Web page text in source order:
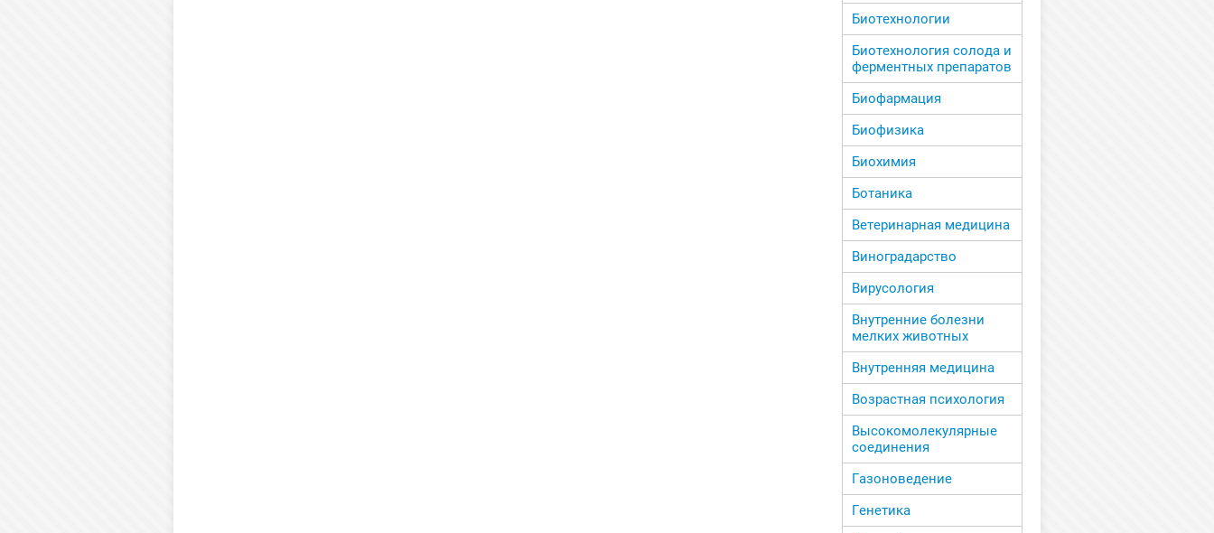
Биотехнологии
Биотехнология солода и
ферментных препаратов
Биофармация
Биофизика
Биохимия
Ботаника
Ветеринарная медицина
Виноградарство
Вирусология
Внутренние болезни
мелких животных
Внутренняя медицина
Возрастная психология
Высокомолекулярные
соединения
Газоноведение
Генетика